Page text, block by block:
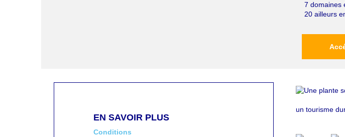
7 domaines
20 ailleurs
EN SAVOIR PLUS
Conditions
un tourisme